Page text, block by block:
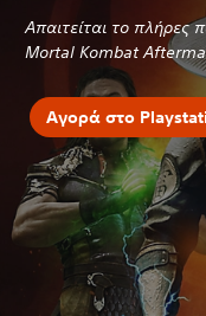
Απαιτείται το πλήρες
Mortal Kombat
Αγορά στο